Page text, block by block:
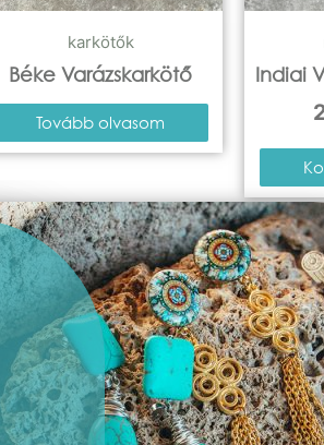
karkötők
Béke Varázskarkötő
Tovább olvasom
Indiai